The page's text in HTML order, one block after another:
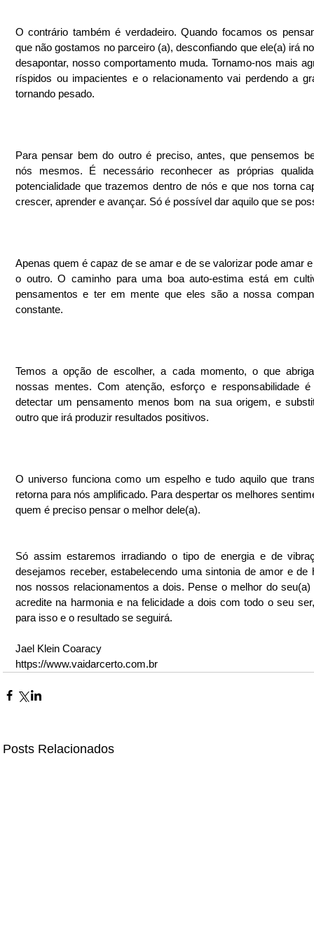
O contrário também é verdadeiro. Quando focamos os
que não gostamos no parceiro (a), desconfiando que ele(a) irá
desapontar, nosso comportamento muda. Tornamo-nos mais
ríspidos ou impacientes e o relacionamento vai perdendo a
tornando pesado.
Para pensar bem do outro é preciso, antes, que pensemos
nós mesmos. É necessário reconhecer as próprias
potencialidade que trazemos dentro de nós e que nos torna
crescer, aprender e avançar. Só é possível dar aquilo que se
Apenas quem é capaz de se amar e de se valorizar pode amar
o outro. O caminho para uma boa auto-estima está em
pensamentos e ter em mente que eles são a nossa
constante.
Temos a opção de escolher, a cada momento, o que
nossas mentes. Com atenção, esforço e responsabilidade
detectar um pensamento menos bom na sua origem, e
outro que irá produzir resultados positivos.
O universo funciona como um espelho e tudo aquilo que
retorna para nós amplificado. Para despertar os melhores
quem é preciso pensar o melhor dele(a).
Só assim estaremos irradiando o tipo de energia e de
desejamos receber, estabelecendo uma sintonia de amor e de
nos nossos relacionamentos a dois. Pense o melhor do seu(a)
acredite na harmonia e na felicidade a dois com todo o seu
para isso e o resultado se seguirá.
Jael Klein Coaracy
https://www.vaidarcerto.com.br
Posts Relacionados